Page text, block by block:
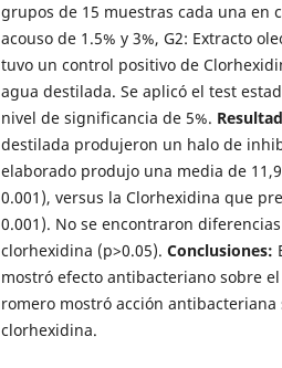
grupos de 15 muestras cada una en
acouso de 1.5% y 3%, G2: Extracto
tuvo un control positivo de
agua destilada. Se aplicó el test
nivel de significancia de 5%.
destilada produjeron un halo de
elaborado produjo una media de
0.001), versus la Clorhexidina que
0.001). No se encontraron
clorhexidina (p>0.05). Conclusiones:
mostró efecto antibacteriano sobre
romero mostró acción
clorhexidina.